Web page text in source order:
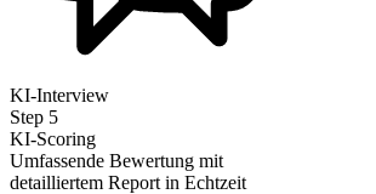
KI-Interview
Step 5
KI-Scoring
Umfassende Bewertung mit
detailliertem Report in Echtzeit